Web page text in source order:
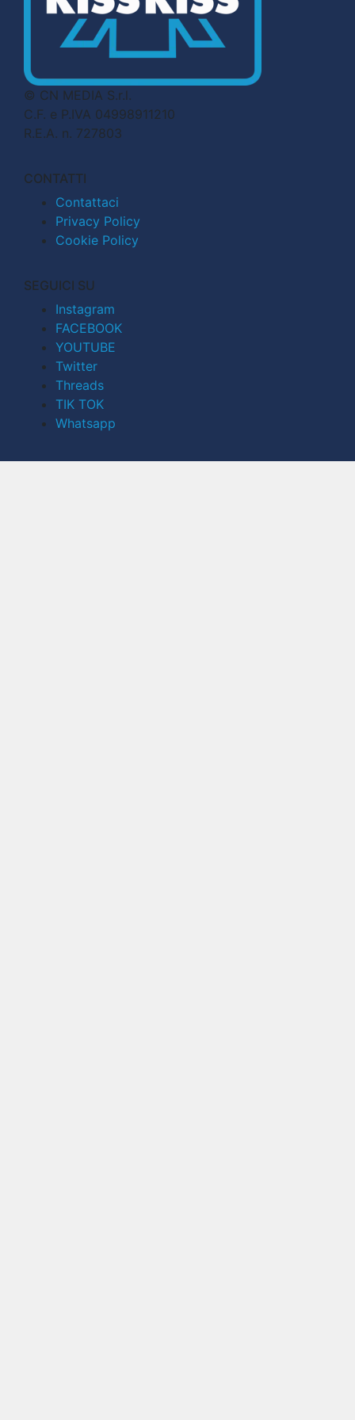
© CN MEDIA S.r.l.
C.F. e P.IVA 04998911210
R.E.A. n. 727803
CONTATTI
Contattaci
Privacy Policy
Cookie Policy
SEGUICI SU
Instagram
FACEBOOK
YOUTUBE
Twitter
Threads
TIK TOK
Whatsapp